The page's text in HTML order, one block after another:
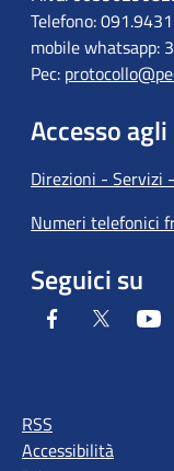
Telefono:
mobile whatsapp:
Pec:
Accesso
Direzioni - Servizi
Numeri telefonici
Seguici su
Facebook Twitter
RSS
Accessibilità